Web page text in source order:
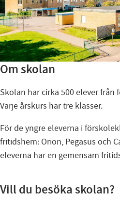
Om skolan
Skolan har cirka 500 elever
Varje årskurs har tre klasser.
För de yngre eleverna i
fritidshem: Orion, Pegasus och
eleverna har en gemensam
Vill du besöka skolan?